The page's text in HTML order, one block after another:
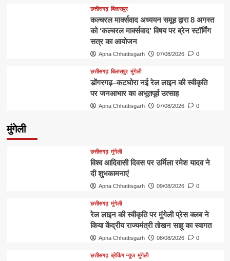
छत्तीसगढ़ बिलासपुर
कल्चरल मार्क्सवाद अध्ययन समूह द्वारा 8 अगस्त
को ‘कल्चरल मार्क्सवाद’ विषय पर ब्रेन स्टॉर्मिंग
सत्र का आयोजन
Apna Chhattisgarh 07/08/2026 0
छत्तीसगढ़ बिलासपुर मुंगेली
डोंगरगढ़–कटघोरा नई रेल लाइन की स्वीकृति
पर जनआभार का अभूतपूर्व उत्साह
Apna Chhattisgarh 07/08/2026 0
मुंगेली
छत्तीसगढ़ मुंगेली
विश्व आदिवासी दिवस पर उर्मिला रमेश यादव ने
दी शुभकामनाएं
Apna Chhattisgarh 09/08/2026 0
छत्तीसगढ़ मुंगेली
रेल लाइन की स्वीकृति पर मुंगेली प्रेस क्लब ने
किया केंद्रीय राज्यमंत्री तोखन साहू का स्वागत
Apna Chhattisgarh 08/08/2026 0
छत्तीसगढ़ ब्रेकिंग न्यूज मुंगेली